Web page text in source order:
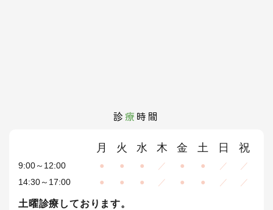
診 療 時間
月 火 水 木 金 土 日 祝
9:00～12:00 ● ● ● ／ ● ● ／
／
14:30～17:00
● ● ● ／ ● ● ／ ／
土曜診療しております。